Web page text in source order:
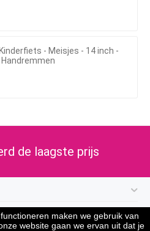
maken we gebruik van
website gaan we ervan uit dat je
- Meisjes - 14 inch -
de laagste prijs